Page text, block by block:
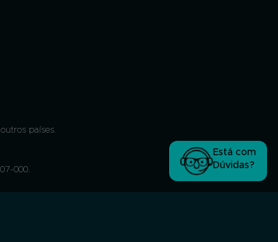
países.
000.
Está com
Dúvidas?